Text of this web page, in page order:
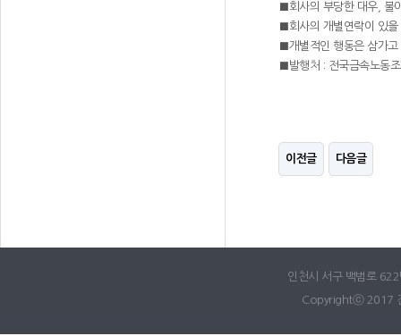
■회사의 부당한 대우, 불
■회사의 개별연락이 있을
■개별적인 행동은 삼가고
■발행처 : 전국금속노동
이전글 다음글
인천시 서구 백범로
Copyrightⓒ 2017